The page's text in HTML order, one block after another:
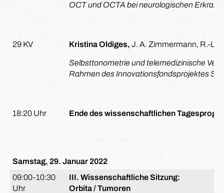
OCT und OCTA bei neurologischen
29 KV Kristina Oldiges, J. A. Zimmermann, R.-L.
Selbsttonometrie und telemedizinische
Rahmen des Innovationsfondsprojektes
18:20 Uhr Ende des wissenschaftlichen
Samstag, 29. Januar 2022
09:00-10:30
Uhr
III. Wissenschaftliche Sitzung:
Orbita / Tumoren